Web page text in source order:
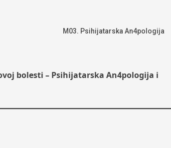
M03. Psihijatarska An4pologija
bolesti – Psihijatarska An4pologija i